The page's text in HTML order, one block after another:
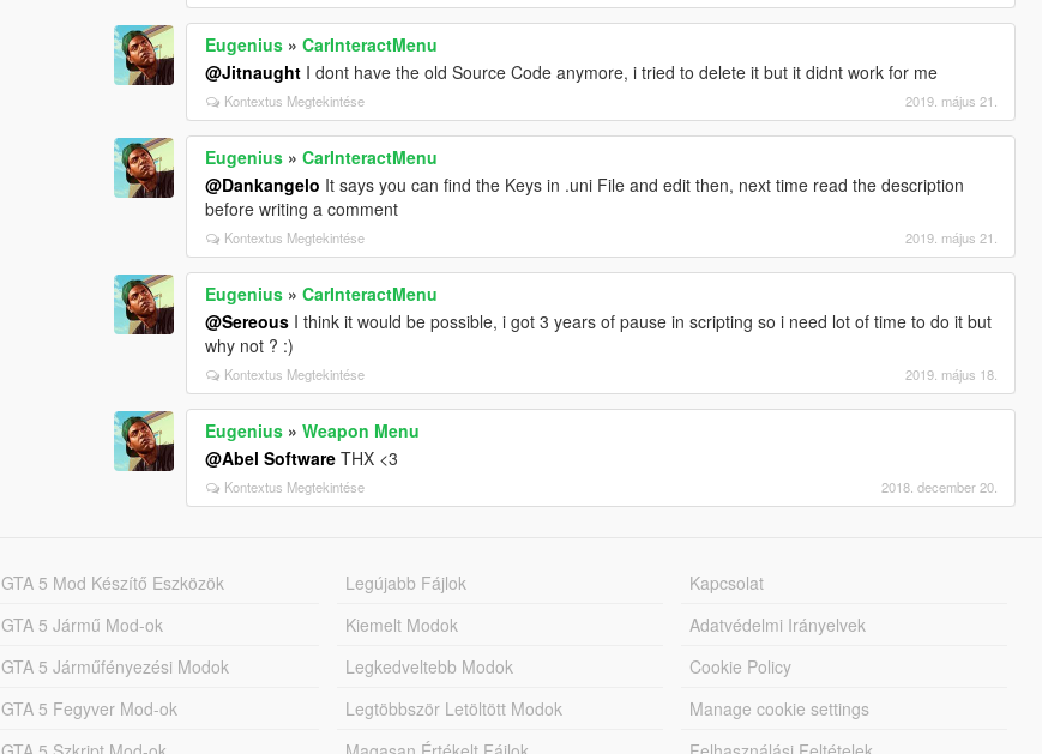
Eugenius »CarInteractMenu
@Jitnaught I dont have the old Source Code anymore, i tried to delete it but it didnt work for me
Kontextus Megtekintése 2019. május 21.
Eugenius »CarInteractMenu
@Dankangelo It says you can find the Keys in .uni File and edit then, next time read the description
before writing a comment
Kontextus Megtekintése 2019. május 21.
Eugenius »CarInteractMenu
@Sereous I think it would be possible, i got 3 years of pause in scripting so i need lot of time to do it but
why not ? :)
Kontextus Megtekintése 2019. május 18.
Eugenius »Weapon Menu
@Abel Software THX <3
Kontextus Megtekintése 2018. december 20.
GTA 5 Mod Készítő Eszközök
GTA 5 Jármű Mod-ok
GTA 5 Járműfényezési Modok
GTA 5 Fegyver Mod-ok
Legújabb Fájlok
Kiemelt Modok
Legkedveltebb Modok
Legtöbbször Letöltött Modok
Kapcsolat
Adatvédelmi Irányelvek
Cookie Policy
Manage cookie settings